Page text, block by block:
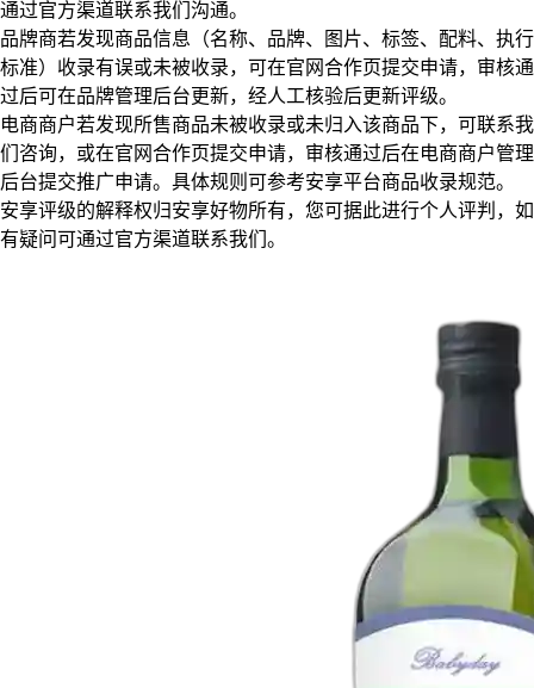
通过官方渠道联系我们沟通。
品牌商若发现商品信息（名称、品牌、图片、标签、配料、执行
标准）收录有误或未被收录，可在官网合作页提交申请，审核通
过后可在品牌管理后台更新，经人工核验后更新评级。
电商商户若发现所售商品未被收录或未归入该商品下，可联系我
们咨询，或在官网合作页提交申请，审核通过后在电商商户管理
后台提交推广申请。具体规则可参考安享平台商品收录规范。
安享评级的解释权归安享好物所有，您可据此进行个人评判，如
有疑问可通过官方渠道联系我们。